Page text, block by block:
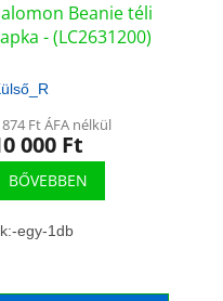
Beanie téli
- (LC2631200)
Ft ÁFA nélkül
000 Ft
BŐVEBBEN
egy-1db